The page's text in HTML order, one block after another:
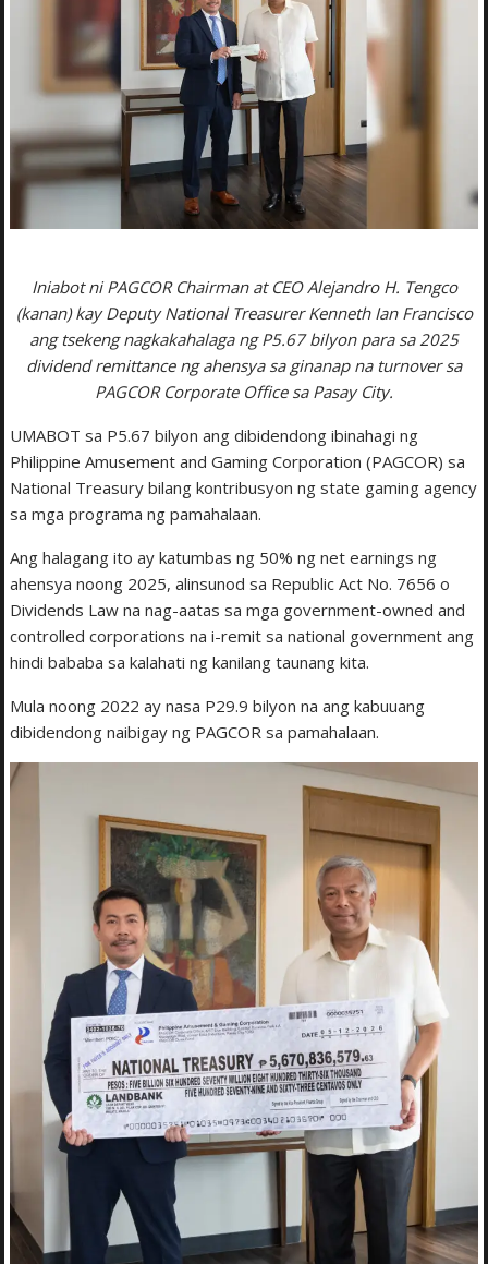
Iniabot ni PAGCOR Chairman at CEO Alejandro H. Tengco
(kanan) kay Deputy National Treasurer Kenneth Ian Francisco
ang tsekeng nagkakahalaga ng P5.67 bilyon para sa 2025
dividend remittance ng ahensya sa ginanap na turnover sa
PAGCOR Corporate Office sa Pasay City.
UMABOT sa P5.67 bilyon ang dibidendong ibinahagi ng
Philippine Amusement and Gaming Corporation (PAGCOR) sa
National Treasury bilang kontribusyon ng state gaming agency
sa mga programa ng pamahalaan.
Ang halagang ito ay katumbas ng 50% ng net earnings ng
ahensya noong 2025, alinsunod sa Republic Act No. 7656 o
Dividends Law na nag-aatas sa mga government-owned and
controlled corporations na i-remit sa national government ang
hindi bababa sa kalahati ng kanilang taunang kita.
Mula noong 2022 ay nasa P29.9 bilyon na ang kabuuang
dibidendong naibigay ng PAGCOR sa pamahalaan.